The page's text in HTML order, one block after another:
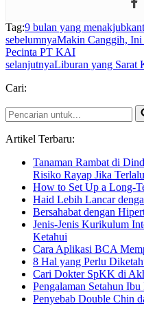
Tag:9 bulan yang menakjubkan
sebelumnyaMakin Canggih,
Pecinta PT KAI
selanjutnyaLiburan yang Sarat
Cari:
Pencarian
untuk...
Artikel Terbaru:
Tanaman Rambat di
Risiko Rayap Jika
How to Set Up a Long-
Haid Lebih Lancar
Bersahabat dengan
Jenis-Jenis Kurikulum
Ketahui
Cara Aplikasi BCA
8 Hal yang Perlu
Cari Dokter SpKK di
Pengalaman Setahun
Penyebab Double Chin